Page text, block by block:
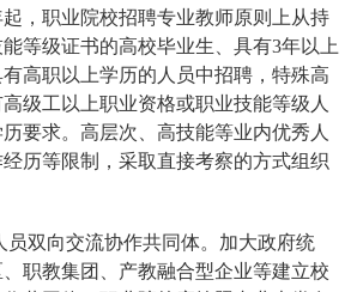
起，职业院校招聘专业教师原则上从持
等级证书的高校毕业生、具有3年以上
高职以上学历的人员中招聘，特殊高
级工以上职业资格或职业技能等级人
要求。高层次、高技能等业内优秀人
历等限制，采取直接考察的方式组织
员双向交流协作共同体。加大政府统
职教集团、产教融合型企业等建立校